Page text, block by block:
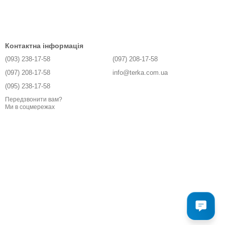
Контактна інформація
(093) 238-17-58
(097) 208-17-58
(095) 238-17-58
Передзвонити вам?
(097) 208-17-58
info@terka.com.ua
Ми в соцмережах